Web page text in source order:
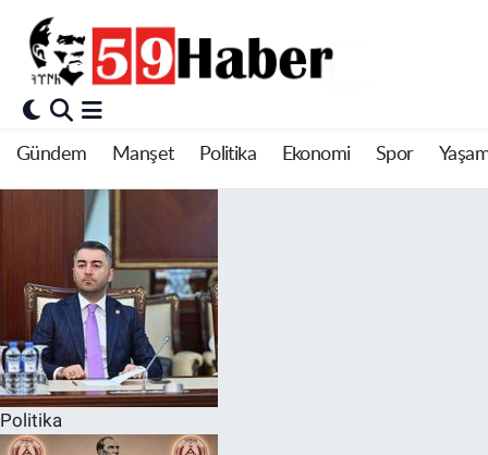
Gündem Manşet Politika Ekonomi Spor
Politika